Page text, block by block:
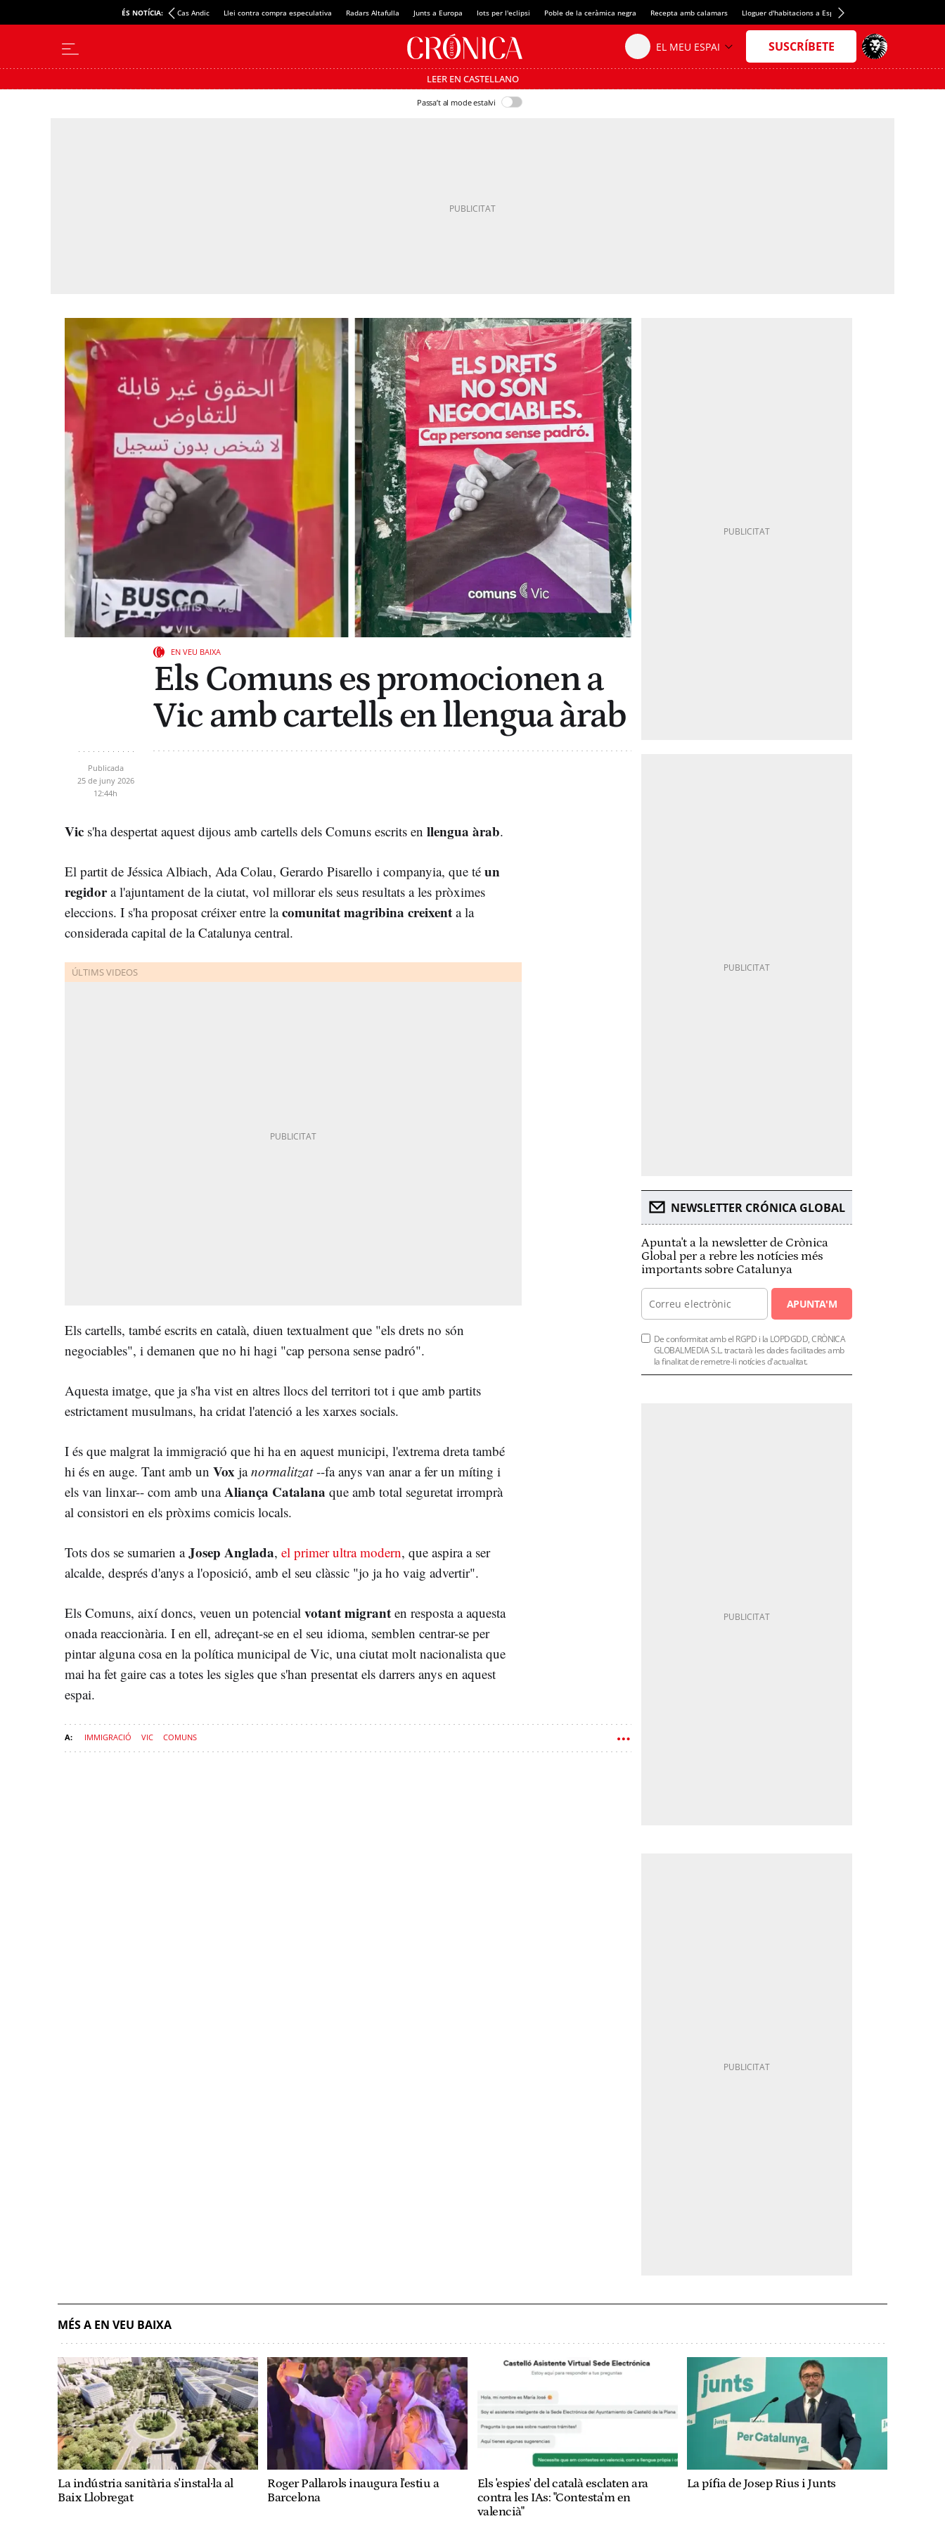
ÉS NOTÍCIA: Cas Andic Llei contra compra especulativa Radars Altafulla Junts a Europa Iots per l'eclipsi Poble de la ceràmica negra Recepta amb calamars Lloguer d'habitacions a Espanya
LEER EN CASTELLANO
Passa’t al mode estalvi
EN VEU BAIXA
Els Comuns es promocionen a
Vic amb cartells en llengua àrab
Publicada
25 de juny 2026
12:44h
Vic s'ha despertat aquest dijous amb cartells dels Comuns escrits en llengua àrab.
El partit de Jéssica Albiach, Ada Colau, Gerardo Pisarello i companyia, que té un
regidora l'ajuntament de la ciutat, vol millorar els seus resultats a les pròximes
eleccions. I s'ha proposat créixer entre lacomunitat magribina creixent a la
considerada capital de la Catalunya central.
Els cartells, també escrits en català, diuen textualment que "els drets no són
negociables", i demanen que no hi hagi "cap persona sense padró".
Aquesta imatge, que ja s'ha vist en altres llocs del territori tot i que amb partits
estrictament musulmans, ha cridat l'atenció a les xarxes socials.
I és que malgrat la immigració que hi ha en aquest municipi, l'extrema dreta també
hi és en auge. Tant amb un Vox janormalitzat--fa anys van anar a fer un míting i
els van linxar-- com amb unaAliança Catalana que amb total seguretat irromprà
al consistori en els pròxims comicis locals.
Tots dos se sumarien aJosep Anglada, el primer ultra modern, que aspira a ser
alcalde, després d'anys a l'oposició, amb el seu clàssic "jo ja ho vaig advertir".
Els Comuns, així doncs, veuen un potencial votant migrant en resposta a aquesta
onada reaccionària. I en ell, adreçant-se en el seu idioma, semblen centrar-se per
pintar alguna cosa en la política municipal de Vic, una ciutat molt nacionalista que
mai ha fet gaire cas a totes les sigles que s'han presentat els darrers anys en aquest
espai.
IMMIGRACIÓ VIC COMUNS
NEWSLETTER CRÓNICA GLOBAL
Apunta't a la newsletter de Crònica
Global per a rebre les notícies més
importants sobre Catalunya
APUNTA'M
De conformitat amb el RGPD i la LOPDGDD, CRÒNICA
GLOBALMEDIA S.L. tractarà les dades facilitades amb
la finalitat de remetre-li notícies d'actualitat.
MÉS A EN VEU BAIXA
La indústria sanitària s'instal·la al
Baix Llobregat
Roger Pallarols inaugura l'estiu a
Barcelona
Els 'espies' del català esclaten ara
contra les IAs: "Contesta'm en
valencià"
La pífia de Josep Rius i Junts